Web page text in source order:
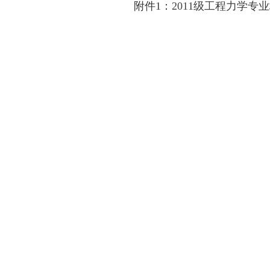
附件1： 2011级工程力学专